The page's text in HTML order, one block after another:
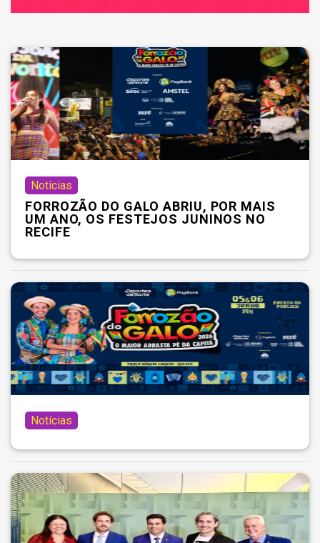
Notícias
FORROZÃO DO GALO ABRIU, POR MAIS
UM ANO, OS FESTEJOS JUNINOS NO
RECIFE
Notícias